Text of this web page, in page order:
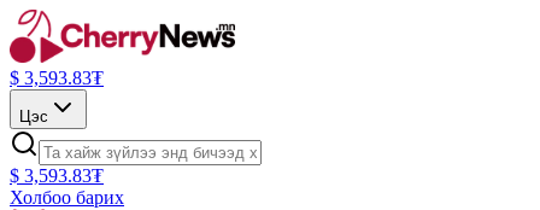
$ 3,593.83₮
Цэс
$ 3,593.83₮
Холбоо барих